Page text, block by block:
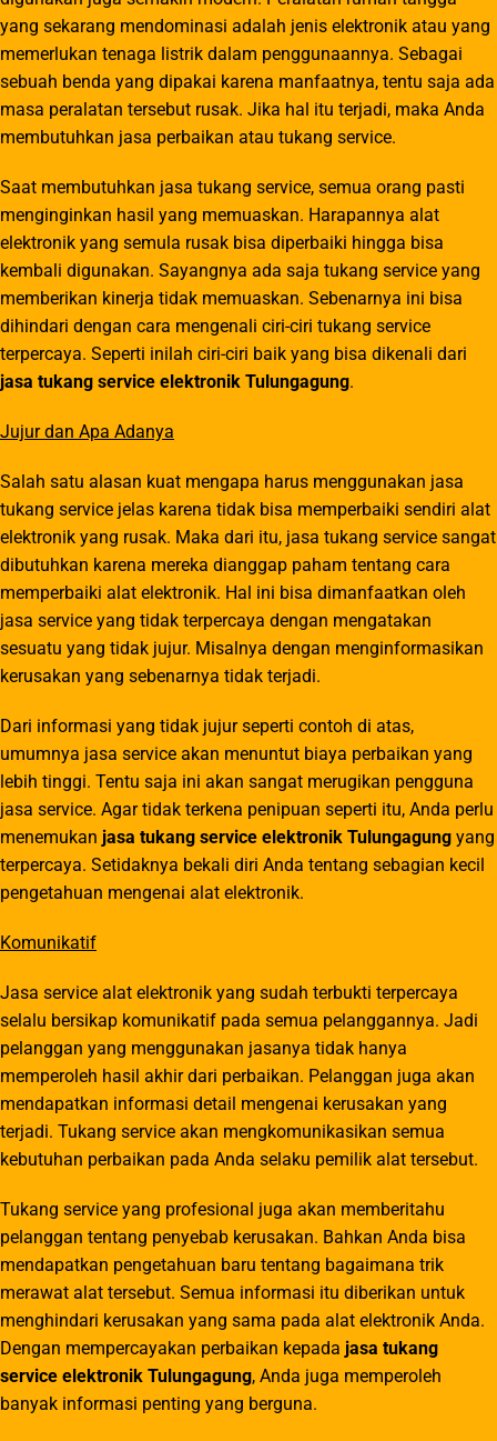
yang sekarang mendominasi adalah jenis elektronik atau yang
memerlukan tenaga listrik dalam penggunaannya. Sebagai
sebuah benda yang dipakai karena manfaatnya, tentu saja ada
masa peralatan tersebut rusak. Jika hal itu terjadi, maka Anda
membutuhkan jasa perbaikan atau tukang service.
Saat membutuhkan jasa tukang service, semua orang pasti
menginginkan hasil yang memuaskan. Harapannya alat
elektronik yang semula rusak bisa diperbaiki hingga bisa
kembali digunakan. Sayangnya ada saja tukang service yang
memberikan kinerja tidak memuaskan. Sebenarnya ini bisa
dihindari dengan cara mengenali ciri-ciri tukang service
terpercaya. Seperti inilah ciri-ciri baik yang bisa dikenali dari
jasa tukang service elektronik Tulungagung.
Jujur dan Apa Adanya
Salah satu alasan kuat mengapa harus menggunakan jasa
tukang service jelas karena tidak bisa memperbaiki sendiri alat
elektronik yang rusak. Maka dari itu, jasa tukang service sangat
dibutuhkan karena mereka dianggap paham tentang cara
memperbaiki alat elektronik. Hal ini bisa dimanfaatkan oleh
jasa service yang tidak terpercaya dengan mengatakan
sesuatu yang tidak jujur. Misalnya dengan menginformasikan
kerusakan yang sebenarnya tidak terjadi.
Dari informasi yang tidak jujur seperti contoh di atas,
umumnya jasa service akan menuntut biaya perbaikan yang
lebih tinggi. Tentu saja ini akan sangat merugikan pengguna
jasa service. Agar tidak terkena penipuan seperti itu, Anda perlu
menemukan jasa tukang service elektronik Tulungagung yang
terpercaya. Setidaknya bekali diri Anda tentang sebagian kecil
pengetahuan mengenai alat elektronik.
Komunikatif
Jasa service alat elektronik yang sudah terbukti terpercaya
selalu bersikap komunikatif pada semua pelanggannya. Jadi
pelanggan yang menggunakan jasanya tidak hanya
memperoleh hasil akhir dari perbaikan. Pelanggan juga akan
mendapatkan informasi detail mengenai kerusakan yang
terjadi. Tukang service akan mengkomunikasikan semua
kebutuhan perbaikan pada Anda selaku pemilik alat tersebut.
Tukang service yang profesional juga akan memberitahu
pelanggan tentang penyebab kerusakan. Bahkan Anda bisa
mendapatkan pengetahuan baru tentang bagaimana trik
merawat alat tersebut. Semua informasi itu diberikan untuk
menghindari kerusakan yang sama pada alat elektronik Anda.
Dengan mempercayakan perbaikan kepada jasa tukang
service elektronik Tulungagung, Anda juga memperoleh
banyak informasi penting yang berguna.